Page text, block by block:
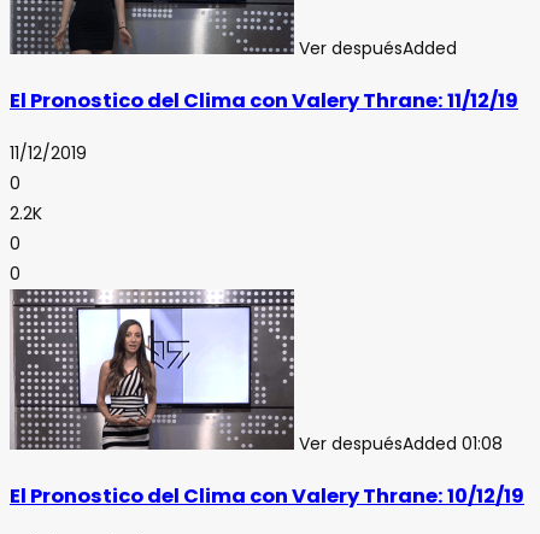
Ver despuésAdded
El Pronostico del Clima con Valery Thrane: 11/12/19
11/12/2019
0
2.2K
0
0
Ver despuésAdded 01:08
El Pronostico del Clima con Valery Thrane: 10/12/19